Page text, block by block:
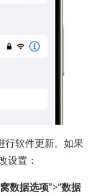
行软件更新。如果
设置：
数据选项”>“数据